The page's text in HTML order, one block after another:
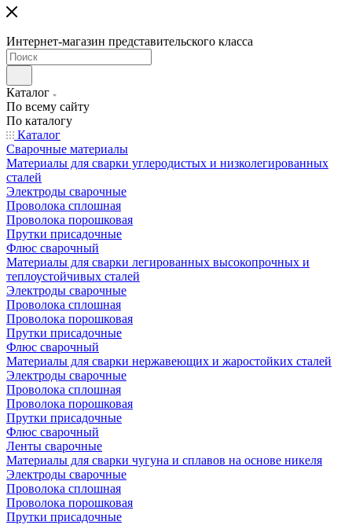
Интернет-магазин представительского класса
Каталог
По всему сайту
По каталогу
Каталог
Сварочные материалы
Материалы для сварки углеродистых и низколегированных
сталей
Электроды сварочные
Проволока сплошная
Проволока порошковая
Прутки присадочные
Флюс сварочный
Материалы для сварки легированных высокопрочных и
теплоустойчивых сталей
Электроды сварочные
Проволока сплошная
Проволока порошковая
Прутки присадочные
Флюс сварочный
Материалы для сварки нержавеющих и жаростойких сталей
Электроды сварочные
Проволока сплошная
Проволока порошковая
Прутки присадочные
Флюс сварочный
Ленты сварочные
Материалы для сварки чугуна и сплавов на основе никеля
Электроды сварочные
Проволока сплошная
Проволока порошковая
Прутки присадочные